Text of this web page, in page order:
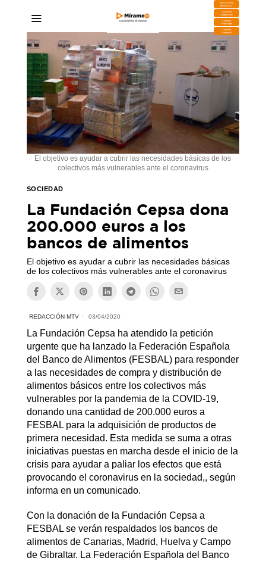
DESCARGA
MIRAPLAY
Buzón de
Sugerencias
Contratar
Publicidad
Contacto
Comercial
El objetivo es ayudar a cubrir las necesidades básicas de los
colectivos más vulnerables ante el coronavirus
SOCIEDAD
La Fundación Cepsa dona
200.000 euros a los
bancos de alimentos
El objetivo es ayudar a cubrir las necesidades básicas
de los colectivos más vulnerables ante el coronavirus
REDACCIÓN MTV 03/04/2020
La Fundación Cepsa ha atendido la petición
urgente que ha lanzado la Federación Española
del Banco de Alimentos (FESBAL) para responder
a las necesidades de compra y distribución de
alimentos básicos entre los colectivos más
vulnerables por la pandemia de la COVID-19,
donando una cantidad de 200.000 euros a
FESBAL para la adquisición de productos de
primera necesidad. Esta medida se suma a otras
iniciativas puestas en marcha desde el inicio de la
crisis para ayudar a paliar los efectos que está
provocando el coronavirus en la sociedad,, según
informa en un comunicado.
Con la donación de la Fundación Cepsa a
FESBAL se verán respaldados los bancos de
alimentos de Canarias, Madrid, Huelva y Campo
de Gibraltar. La Federación Española del Banco